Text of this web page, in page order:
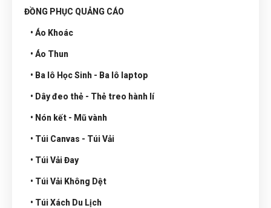
ĐỒNG PHỤC QUẢNG CÁO
• Áo Khoác
• Áo Thun
• Ba lô Học Sinh - Ba lô laptop
• Dây đeo thẻ - Thẻ treo hành lí
• Nón kết - Mũ vành
• Túi Canvas - Túi Vải
• Túi Vải Đay
• Túi Vải Không Dệt
• Túi Xách Du Lịch